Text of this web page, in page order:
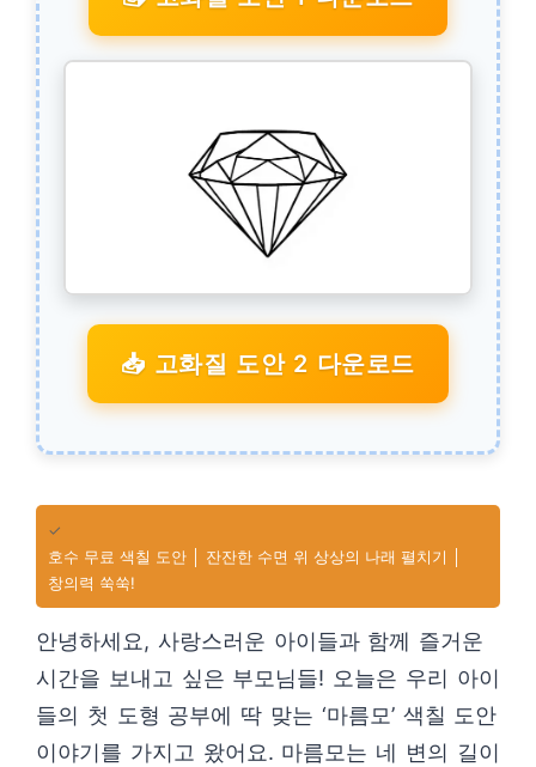
📥 고화질 도안 2 다운로드
✓
호수 무료 색칠 도안 │ 잔잔한 수면 위 상상의 나래 펼치기 │
창의력 쑥쑥!
안녕하세요, 사랑스러운 아이들과 함께 즐거운
시간을 보내고 싶은 부모님들! 오늘은 우리 아이
들의 첫 도형 공부에 딱 맞는 ‘마름모’ 색칠 도안
이야기를 가지고 왔어요. 마름모는 네 변의 길이